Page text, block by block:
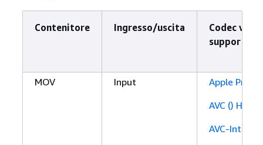
Contenitore Ingresso/uscita
Codec
supportato
MOV Input
Apple
AVC () H.264
AVC-Intra